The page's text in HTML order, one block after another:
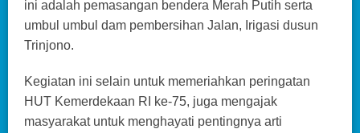
ini adalah pemasangan bendera Merah Putih serta
umbul umbul dam pembersihan Jalan, Irigasi dusun
Trinjono.
Kegiatan ini selain untuk memeriahkan peringatan
HUT Kemerdekaan RI ke-75, juga mengajak
masyarakat untuk menghayati pentingnya arti